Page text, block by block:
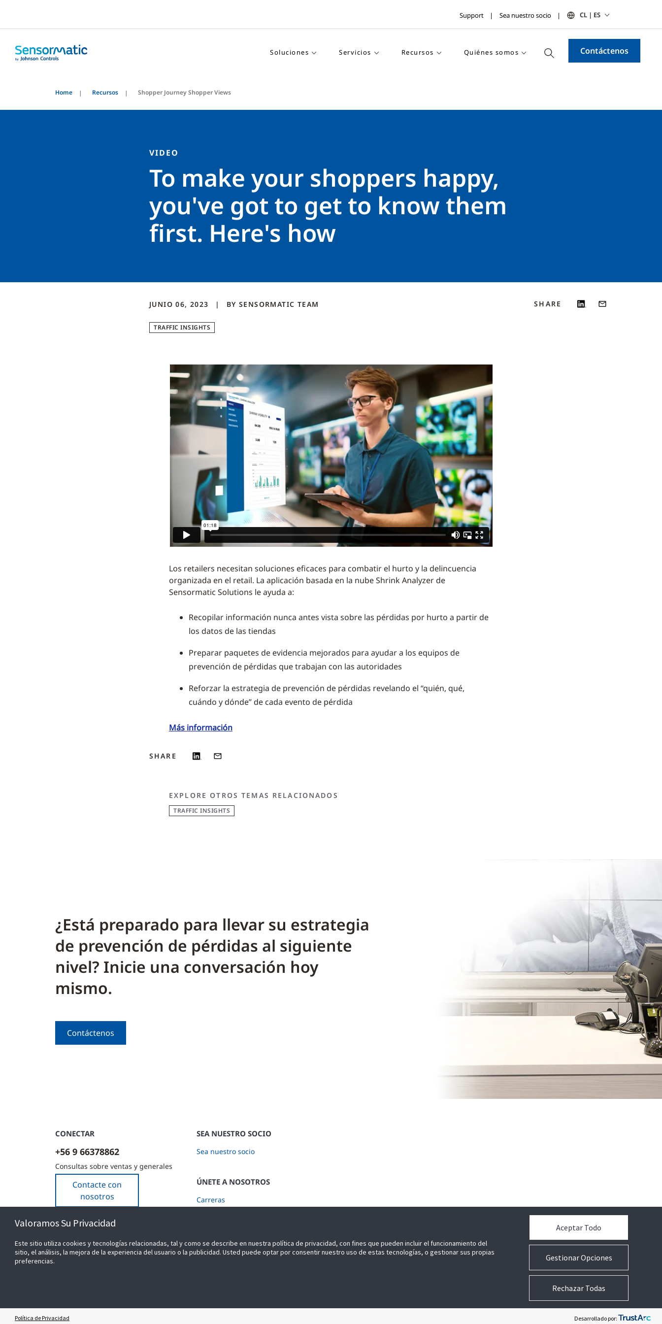
Support Sea nuestro socio CL | ES
Soluciones Servicios Recursos Quiénes somos Contáctenos
Home Recursos Shopper Journey Shopper Views
VIDEO
To make your shoppers happy,
you've got to get to know them
first. Here's how
JUNIO 06, 2023 BY SENSORMATIC TEAM
TRAFFIC INSIGHTS
SHARE
Los retailers necesitan soluciones eficaces para combatir el hurto y la delincuencia
organizada en el retail. La aplicación basada en la nube Shrink Analyzer de
Sensormatic Solutions le ayuda a:
Recopilar información nunca antes vista sobre las pérdidas por hurto a partir de
los datos de las tiendas
Preparar paquetes de evidencia mejorados para ayudar a los equipos de
prevención de pérdidas que trabajan con las autoridades
Reforzar la estrategia de prevención de pérdidas revelando el “quién, qué,
cuándo y dónde” de cada evento de pérdida
Más información
SHARE
EXPLORE OTROS TEMAS RELACIONADOS
TRAFFIC INSIGHTS
¿Está preparado para llevar su estrategia
de prevención de pérdidas al siguiente
nivel? Inicie una conversación hoy
mismo.
Contáctenos
CONECTAR
+56 9 66378862
Consultas sobre ventas y generales
Contacte con
nosotros
SEA NUESTRO SOCIO
Sea nuestro socio
ÚNETE A NOSOTROS
Carreras
Valoramos Su Privacidad
Este sitio utiliza cookies y tecnologías relacionadas, tal y como se describe en nuestra política de privacidad, con fines que pueden incluir el funcionamiento del
sitio, el análisis, la mejora de la experiencia del usuario o la publicidad. Usted puede optar por consentir nuestro uso de estas tecnologías, o gestionar sus propias
preferencias.
Gestionar Opciones
Aceptar Todo
Rechazar Todas
Política de Privacidad Desarrollado por:
Preferencias sobre cookies